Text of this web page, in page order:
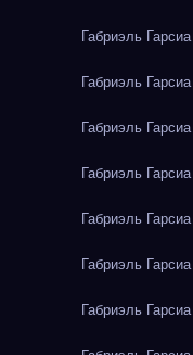
Габриэль
Габриэль
Габриэль
Габриэль
Габриэль
Габриэль
Габриэль